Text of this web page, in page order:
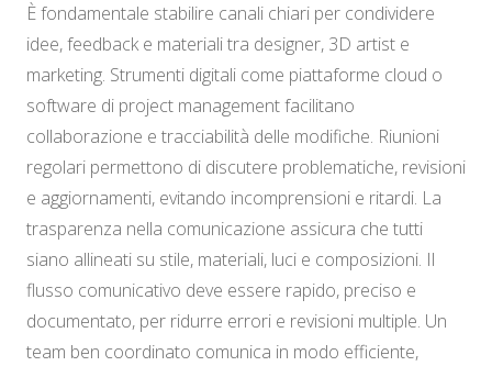
È fondamentale stabilire canali chiari per condividere
idee, feedback e materiali tra designer, 3D artist e
marketing. Strumenti digitali come piattaforme cloud o
software di project management facilitano
collaborazione e tracciabilità delle modifiche. Riunioni
regolari permettono di discutere problematiche, revisioni
e aggiornamenti, evitando incomprensioni e ritardi. La
trasparenza nella comunicazione assicura che tutti
siano allineati su stile, materiali, luci e composizioni. Il
flusso comunicativo deve essere rapido, preciso e
documentato, per ridurre errori e revisioni multiple. Un
team ben coordinato comunica in modo efficiente,